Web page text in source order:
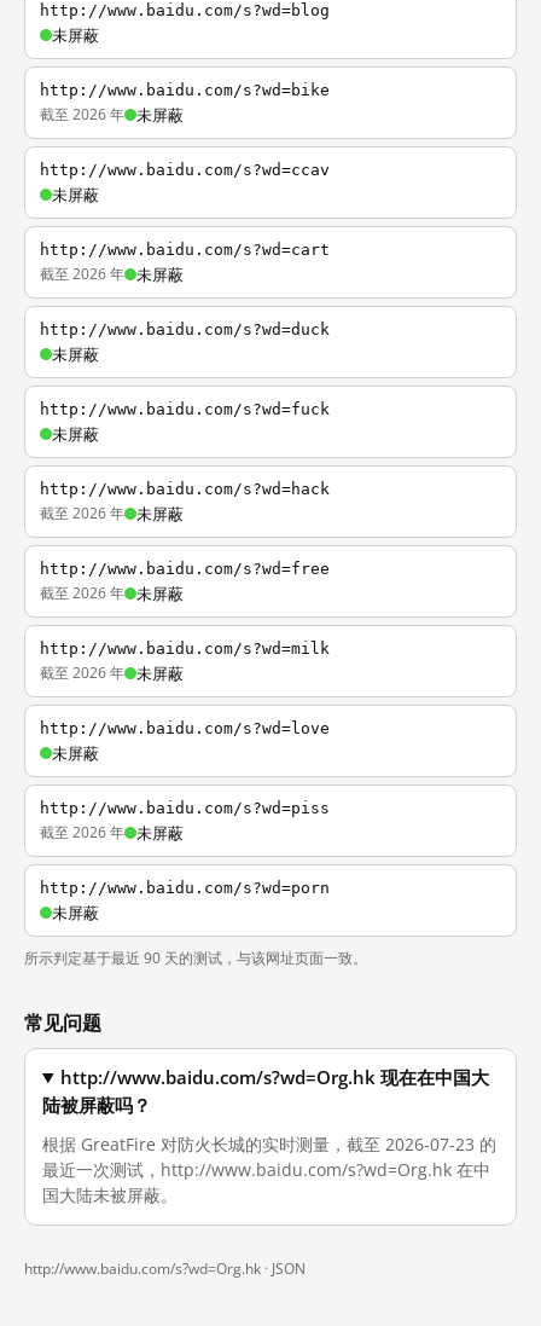
http://www.baidu.com/s?wd=blog
未屏蔽
http://www.baidu.com/s?wd=bike
截至 2026 年 未屏蔽
http://www.baidu.com/s?wd=ccav
未屏蔽
http://www.baidu.com/s?wd=cart
截至 2026 年 未屏蔽
http://www.baidu.com/s?wd=duck
未屏蔽
http://www.baidu.com/s?wd=fuck
未屏蔽
http://www.baidu.com/s?wd=hack
截至 2026 年 未屏蔽
http://www.baidu.com/s?wd=free
截至 2026 年 未屏蔽
http://www.baidu.com/s?wd=milk
截至 2026 年 未屏蔽
http://www.baidu.com/s?wd=love
未屏蔽
http://www.baidu.com/s?wd=piss
截至 2026 年 未屏蔽
http://www.baidu.com/s?wd=porn
未屏蔽
所示判定基于最近 90 天的测试，与该网址页面一致。
常见问题
http://www.baidu.com/s?wd=Org.hk 现在在中国大
陆被屏蔽吗？
根据 GreatFire 对防火长城的实时测量，截至 2026-07-23 的
最近一次测试，http://www.baidu.com/s?wd=Org.hk 在中
国大陆未被屏蔽。
http://www.baidu.com/s?wd=Org.hk · JSON